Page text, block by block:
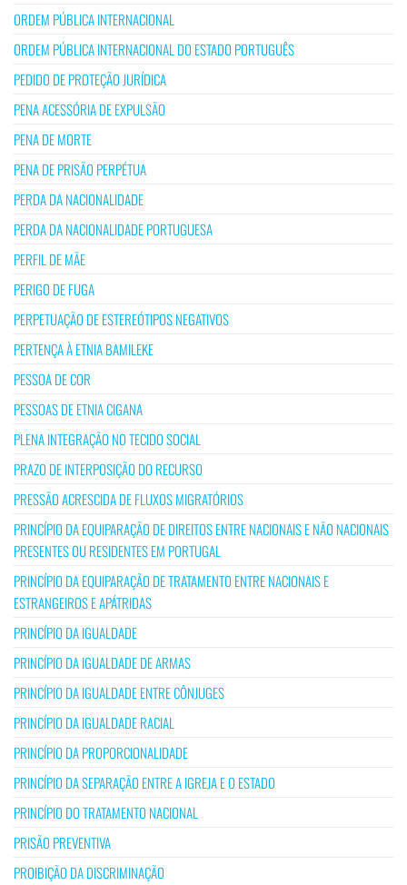
ORDEM PÚBLICA INTERNACIONAL
ORDEM PÚBLICA INTERNACIONAL DO ESTADO PORTUGUÊS
PEDIDO DE PROTEÇÃO JURÍDICA
PENA ACESSÓRIA DE EXPULSÃO
PENA DE MORTE
PENA DE PRISÃO PERPÉTUA
PERDA DA NACIONALIDADE
PERDA DA NACIONALIDADE PORTUGUESA
PERFIL DE MÃE
PERIGO DE FUGA
PERPETUAÇÃO DE ESTEREÓTIPOS NEGATIVOS
PERTENÇA À ETNIA BAMILEKE
PESSOA DE COR
PESSOAS DE ETNIA CIGANA
PLENA INTEGRAÇÃO NO TECIDO SOCIAL
PRAZO DE INTERPOSIÇÃO DO RECURSO
PRESSÃO ACRESCIDA DE FLUXOS MIGRATÓRIOS
PRINCÍPIO DA EQUIPARAÇÃO DE DIREITOS ENTRE NACIONAIS E NÃO NACIONAIS
PRESENTES OU RESIDENTES EM PORTUGAL
PRINCÍPIO DA EQUIPARAÇÃO DE TRATAMENTO ENTRE NACIONAIS E
ESTRANGEIROS E APÁTRIDAS
PRINCÍPIO DA IGUALDADE
PRINCÍPIO DA IGUALDADE DE ARMAS
PRINCÍPIO DA IGUALDADE ENTRE CÔNJUGES
PRINCÍPIO DA IGUALDADE RACIAL
PRINCÍPIO DA PROPORCIONALIDADE
PRINCÍPIO DA SEPARAÇÃO ENTRE A IGREJA E O ESTADO
PRINCÍPIO DO TRATAMENTO NACIONAL
PRISÃO PREVENTIVA
PROIBIÇÃO DA DISCRIMINAÇÃO